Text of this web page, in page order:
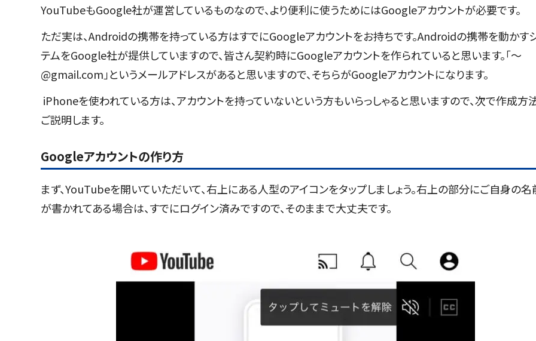
YouTubeもGoogle社が運営しているものなので、より便利に使うためにはGoogleアカウントが必要です。
ただ実は、Androidの携帯を持っている方はすでにGoogleアカウントをお持ちです。Androidの携帯を動かす
テムをGoogle社が提供していますので、皆さん契約時にGoogleアカウントを作られていると思います。「～
@gmail.com」というメールアドレスがあると思いますので、そちらがGoogleアカウントになります。
iPhoneを使われている方は、アカウントを持っていないという方もいらっしゃると思いますので、次で作成方
ご説明します。
Googleアカウントの作り方
まず、YouTubeを開いていただいて、右上にある人型のアイコンをタップしましょう。右上の部分にご自身の名
が書かれてある場合は、すでにログイン済みですので、そのままで大丈夫です。